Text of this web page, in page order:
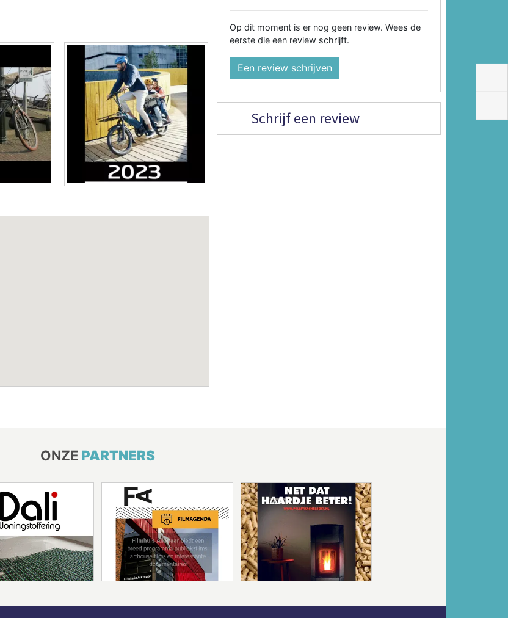
Op dit moment is er nog geen review. Wees de
eerste die een review schrijft.
Een review schrijven
Schrijf een review
ONZE PARTNERS